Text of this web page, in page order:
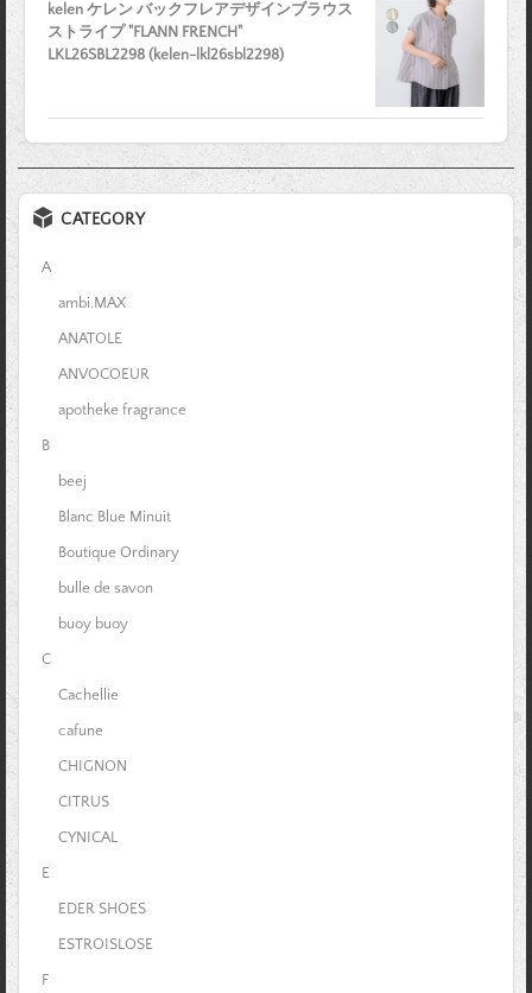
kelen ケレン バックフレアデザインブラウス
ストライプ "FLANN FRENCH"
LKL26SBL2298 (kelen-lkl26sbl2298)
CATEGORY
A
ambi.MAX
ANATOLE
ANVOCOEUR
apotheke fragrance
B
beej
Blanc Blue Minuit
Boutique Ordinary
bulle de savon
buoy buoy
C
Cachellie
cafune
CHIGNON
CITRUS
CYNICAL
E
EDER SHOES
ESTROISLOSE
F